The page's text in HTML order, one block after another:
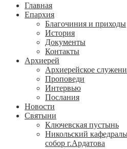
Главная
Епархия
Благочиния и приходы
История
Документы
Контакты
Архиерей
Архиерейское
Проповеди
Интервью
Послания
Новости
Святыни
Ключевская пустынь
Никольский
собор г.Ардатова